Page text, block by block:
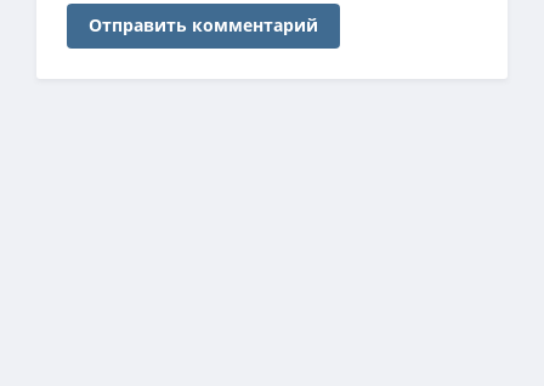
Отправить комментарий